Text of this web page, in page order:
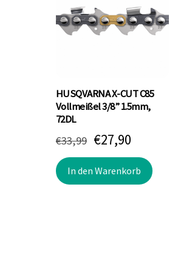
HUSQVARNA X-CUT C85
Vollmeißel 3/8” 1.5mm,
72DL
€33,99 Ursprünglicher
Preis
war:
€27,90Aktueller
Preis
ist:
In den Warenkorb